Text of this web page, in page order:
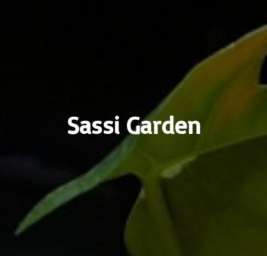
Sassi Garden